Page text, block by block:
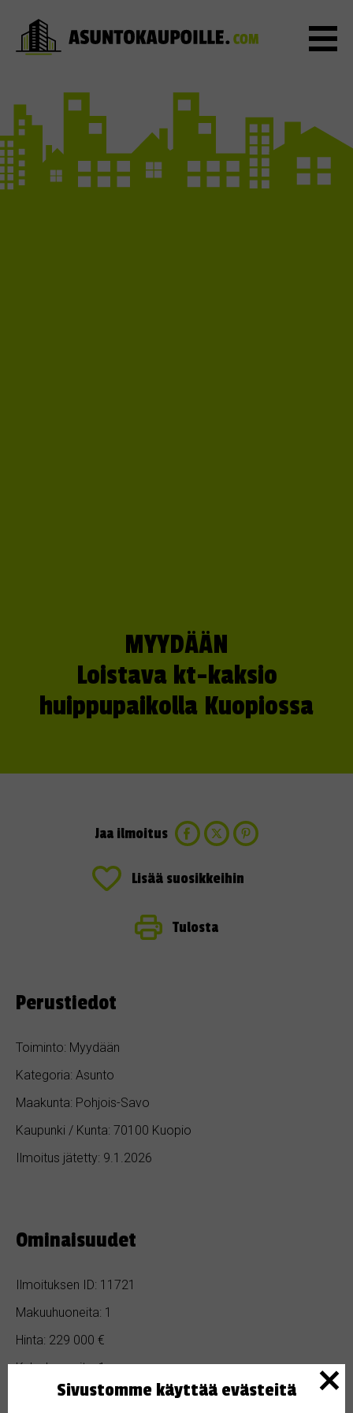
MYYDÄÄN
Loistava kt-kaksio
huippupaikolla Kuopiossa
Jaa ilmoitus
Lisää suosikkeihin
Tulosta
Perustiedot
Toiminto: Myydään
Kategoria: Asunto
Maakunta: Pohjois-Savo
Kaupunki / Kunta: 70100 Kuopio
Ilmoitus jätetty: 9.1.2026
Ominaisuudet
Ilmoituksen ID: 11721
Makuuhuoneita: 1
Hinta: 229 000 €
Kylpyhuoneita: 1
Pinta-ala: 53 m²
Sivustomme käyttää evästeitä